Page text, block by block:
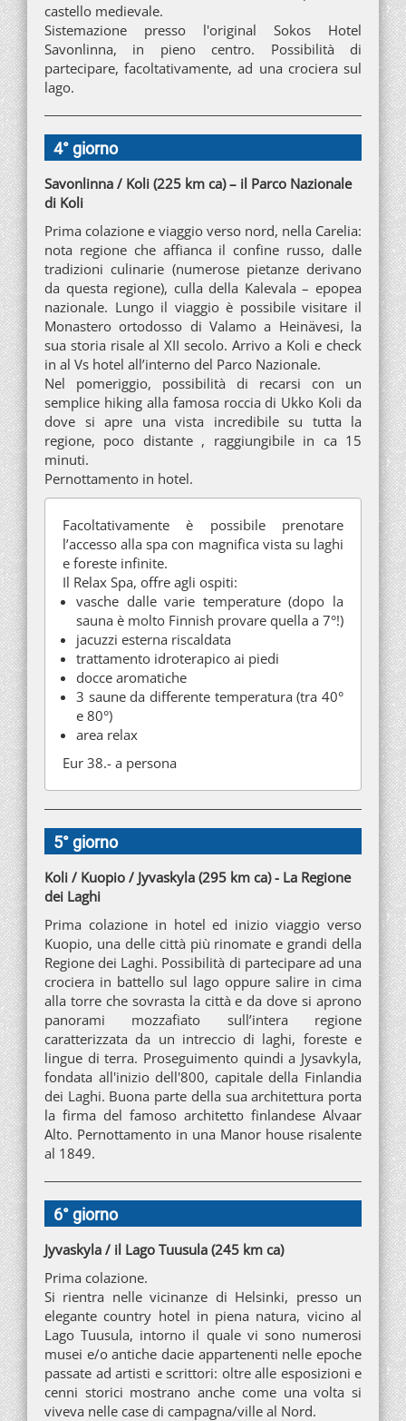
castello medievale.
Sistemazione presso l'original Sokos Hotel
Savonlinna, in pieno centro. Possibilità di
partecipare, facoltativamente, ad una crociera sul
lago.
4° giorno
Savonlinna / Koli (225 km ca) – il Parco Nazionale
di Koli
Prima colazione e viaggio verso nord, nella Carelia:
nota regione che affianca il confine russo, dalle
tradizioni culinarie (numerose pietanze derivano
da questa regione), culla della Kalevala – epopea
nazionale. Lungo il viaggio è possibile visitare il
Monastero ortodosso di Valamo a Heinävesi, la
sua storia risale al XII secolo. Arrivo a Koli e check
in al Vs hotel all’interno del Parco Nazionale.
Nel pomeriggio, possibilità di recarsi con un
semplice hiking alla famosa roccia di Ukko Koli da
dove si apre una vista incredibile su tutta la
regione, poco distante , raggiungibile in ca 15
minuti.
Pernottamento in hotel.
Facoltativamente è possibile prenotare
l’accesso alla spa con magnifica vista su laghi
e foreste infinite.
Il Relax Spa, offre agli ospiti:
vasche dalle varie temperature (dopo la
sauna è molto Finnish provare quella a 7°!)
jacuzzi esterna riscaldata
trattamento idroterapico ai piedi
docce aromatiche
3 saune da differente temperatura (tra 40°
e 80°)
area relax
Eur 38.- a persona
5° giorno
Koli / Kuopio / Jyvaskyla (295 km ca) - La Regione
dei Laghi
Prima colazione in hotel ed inizio viaggio verso
Kuopio, una delle città più rinomate e grandi della
Regione dei Laghi. Possibilità di partecipare ad una
crociera in battello sul lago oppure salire in cima
alla torre che sovrasta la città e da dove si aprono
panorami mozzafiato sull’intera regione
caratterizzata da un intreccio di laghi, foreste e
lingue di terra. Proseguimento quindi a Jysavkyla,
fondata all'inizio dell'800, capitale della Finlandia
dei Laghi. Buona parte della sua architettura porta
la firma del famoso architetto finlandese Alvaar
Alto. Pernottamento in una Manor house risalente
al 1849.
6° giorno
Jyvaskyla / il Lago Tuusula (245 km ca)
Prima colazione.
Si rientra nelle vicinanze di Helsinki, presso un
elegante country hotel in piena natura, vicino al
Lago Tuusula, intorno il quale vi sono numerosi
musei e/o antiche dacie appartenenti nelle epoche
passate ad artisti e scrittori: oltre alle esposizioni e
cenni storici mostrano anche come una volta si
viveva nelle case di campagna/ville al Nord.